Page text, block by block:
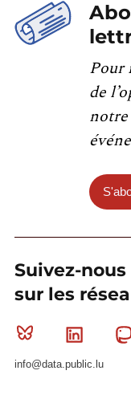
Pour
de
Suivez-nous
sur les
Bluesky
info@data.public.lu